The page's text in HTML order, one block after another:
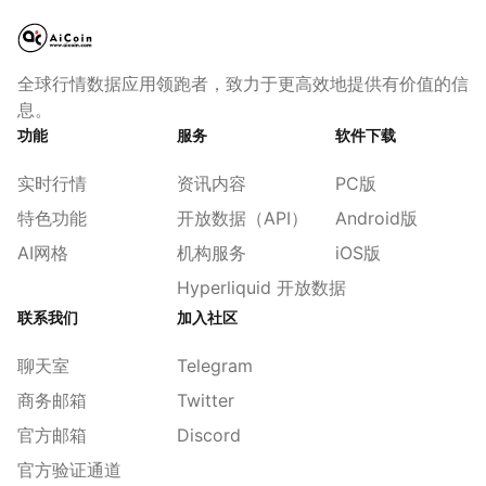
全球行情数据应用领跑者，致力于更高效地提供有价值的信
息。
功能
实时行情
特色功能
AI网格
服务
资讯内容
开放数据（API）
机构服务
Hyperliquid 开放数据
软件下载
PC版
Android版
iOS版
联系我们
聊天室
商务邮箱
官方邮箱
官方验证通道
加入社区
Telegram
Twitter
Discord